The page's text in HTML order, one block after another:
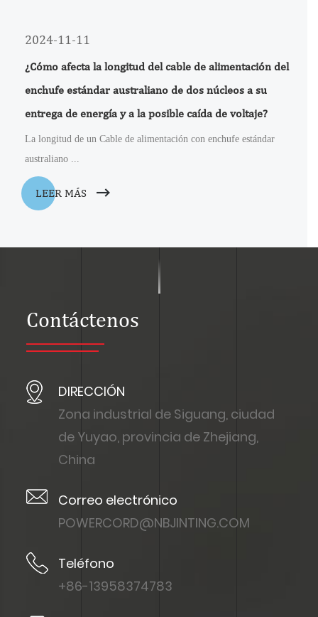
2024-11-11
¿Cómo afecta la longitud del cable de alimentación del
enchufe estándar australiano de dos núcleos a su
entrega de energía y a la posible caída de voltaje?
La longitud de un Cable de alimentación con enchufe estándar
australiano ...
LEER MÁS
Contáctenos
DIRECCIÓN
Zona industrial de Siguang, ciudad
de Yuyao, provincia de Zhejiang,
China
Correo electrónico
POWERCORD@NBJINTING.COM
Teléfono
+86-13958374783